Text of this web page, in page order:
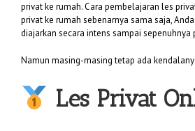
privat ke rumah. Cara pembelajaran les
privat ke rumah sebenarnya sama saja,
diajarkan secara intens sampai sepenuhnya
Namun masing-masing tetap ada
Les Privat